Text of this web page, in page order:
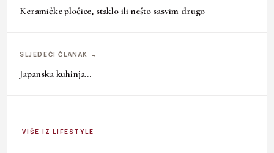
Keramičke pločice, staklo ili nešto sasvim drugo
SLJEDEĆI ČLANAK →
Japanska kuhinja…
VIŠE IZ LIFESTYLE